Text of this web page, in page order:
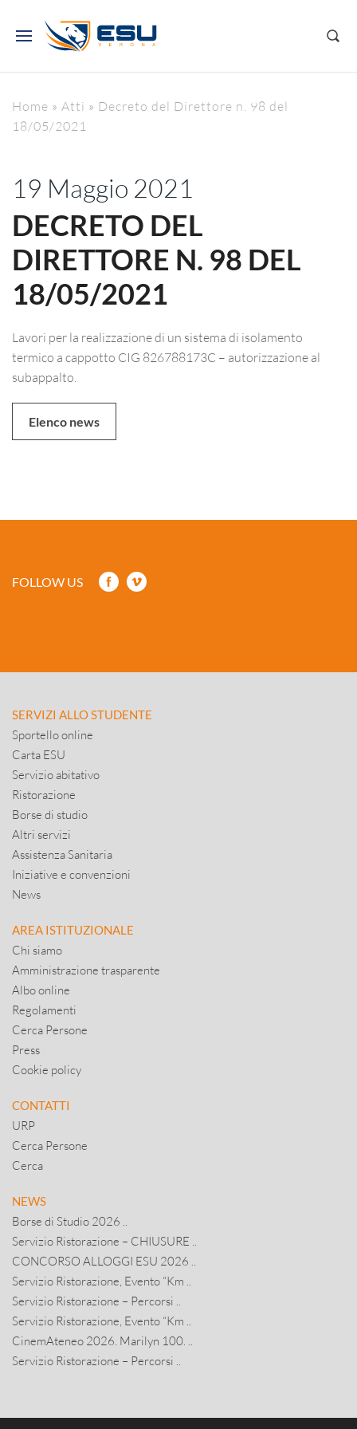
Home » Atti » Decreto del Direttore n. 98 del
18/05/2021
19 Maggio 2021
DECRETO DEL
DIRETTORE N. 98 DEL
18/05/2021
Lavori per la realizzazione di un sistema di isolamento
termico a cappotto CIG 826788173C – autorizzazione al
subappalto.
Elenco news
FOLLOW US
SERVIZI ALLO STUDENTE
Sportello online
Carta ESU
Servizio abitativo
Ristorazione
Borse di studio
Altri servizi
Assistenza Sanitaria
Iniziative e convenzioni
News
AREA ISTITUZIONALE
Chi siamo
Amministrazione trasparente
Albo online
Regolamenti
Cerca Persone
Press
Cookie policy
CONTATTI
URP
Cerca Persone
Cerca
NEWS
Borse di Studio 2026 ..
Servizio Ristorazione – CHIUSURE ..
CONCORSO ALLOGGI ESU 2026 ..
Servizio Ristorazione, Evento “Km ..
Servizio Ristorazione – Percorsi ..
Servizio Ristorazione, Evento “Km ..
CinemAteneo 2026. Marilyn 100. ..
Servizio Ristorazione – Percorsi ..